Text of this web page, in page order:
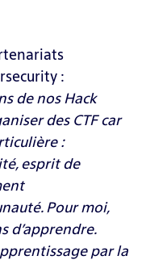
:
de nos Hack
des CTF car
:
esprit de
Pour moi,
d’apprendre.
par la